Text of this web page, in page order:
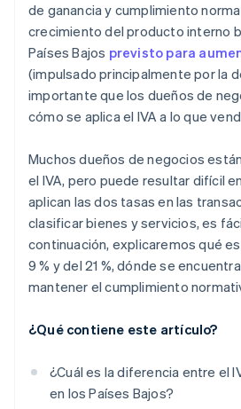
de ganancia y cumplimiento
crecimiento del producto interno
Países Bajos previsto para
(impulsado principalmente por la
importante que los dueños de
cómo se aplica el IVA a lo que
Muchos dueños de negocios
el IVA, pero puede resultar difícil
aplican las dos tasas en las
clasificar bienes y servicios, es
continuación, explicaremos qué
9 % y del 21 %, dónde se
mantener el cumplimiento
¿Qué contiene este artículo?
¿Cuál es la diferencia entre el
en los Países Bajos?